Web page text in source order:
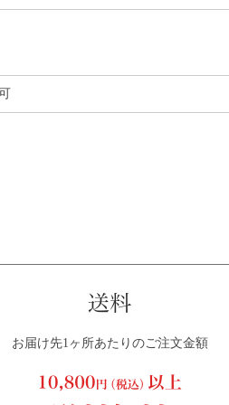
お届け先1ヶ所あたりのご注文金額